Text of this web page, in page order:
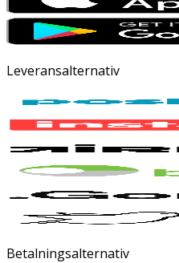
Leveransalternativ
Betalningsalternativ